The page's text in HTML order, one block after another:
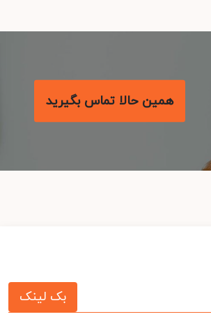
همین حالا تماس بگیرید
بک لینک